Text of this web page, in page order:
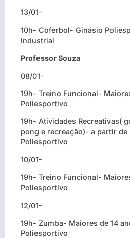
13/01-
10h- Coferbol- Ginásio
Industrial
Professor Souza
08/01-
19h- Treino Funcional-
Poliesportivo
19h- Atividades Recreativas(
pong e recreação)- a partir
Poliesportivo
10/01-
19h- Treino Funcional-
Poliesportivo
12/01-
19h- Zumba- Maiores de 14
Poliesportivo